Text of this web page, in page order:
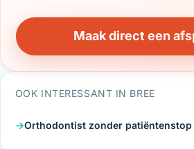
Maak direct een
OOK INTERESSANT IN BREE
Orthodontist zonder patiëntenstop